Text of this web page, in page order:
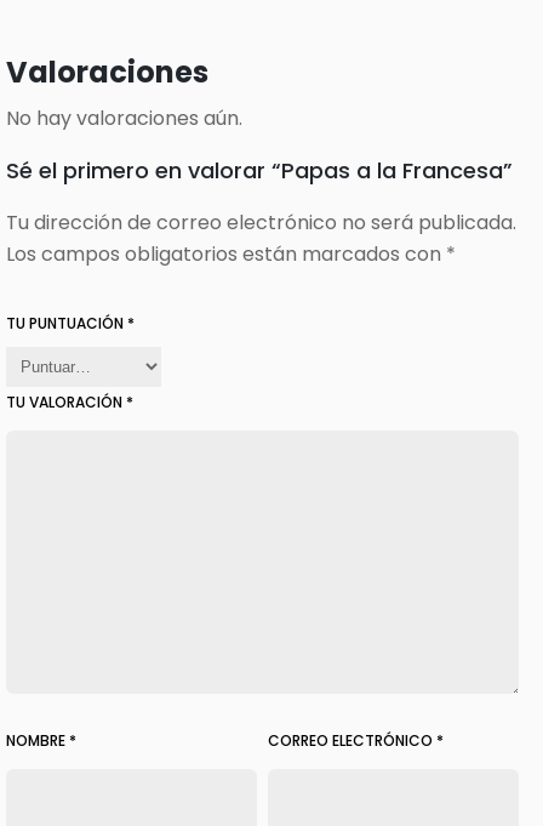
Valoraciones
No hay valoraciones aún.
Sé el primero en valorar “Papas a la Francesa”
Tu dirección de correo electrónico no será publicada.
Los campos obligatorios están marcados con *
TU PUNTUACIÓN *
TU VALORACIÓN *
NOMBRE * CORREO ELECTRÓNICO *